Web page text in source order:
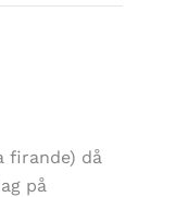
firande) då
på